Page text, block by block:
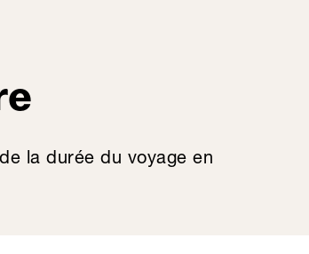
la durée du voyage en